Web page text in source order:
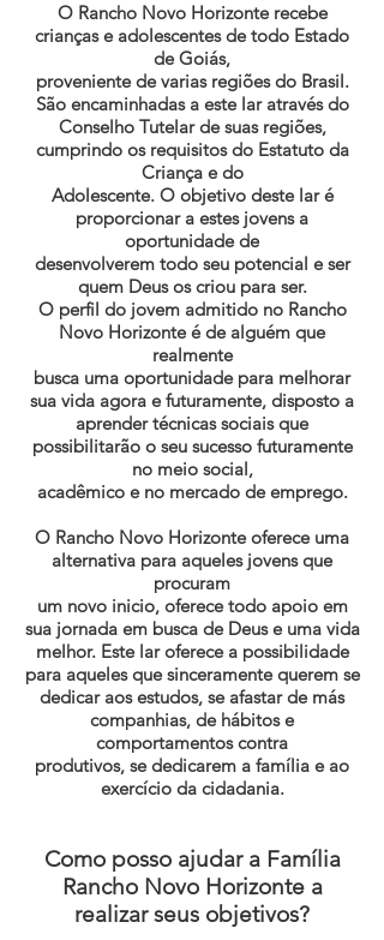
O Rancho Novo Horizonte recebe
crianças e adolescentes de todo Estado
de Goiás,
proveniente de varias regiões do Brasil.
São encaminhadas a este lar através do
Conselho Tutelar de suas regiões,
cumprindo os requisitos do Estatuto da
Criança e do
Adolescente. O objetivo deste lar é
proporcionar a estes jovens a
oportunidade de
desenvolverem todo seu potencial e ser
quem Deus os criou para ser.
O perfil do jovem admitido no Rancho
Novo Horizonte é de alguém que
realmente
busca uma oportunidade para melhorar
sua vida agora e futuramente, disposto a
aprender técnicas sociais que
possibilitarão o seu sucesso futuramente
no meio social,
acadêmico e no mercado de emprego.
O Rancho Novo Horizonte oferece uma
alternativa para aqueles jovens que
procuram
um novo inicio, oferece todo apoio em
sua jornada em busca de Deus e uma vida
melhor. Este lar oferece a possibilidade
para aqueles que sinceramente querem se
dedicar aos estudos, se afastar de más
companhias, de hábitos e
comportamentos contra
produtivos, se dedicarem a família e ao
exercício da cidadania.
Como posso ajudar a Família
Rancho Novo Horizonte a
realizar seus objetivos?